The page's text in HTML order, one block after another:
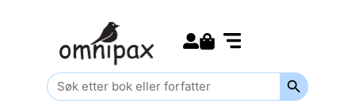
Search
for:
Search